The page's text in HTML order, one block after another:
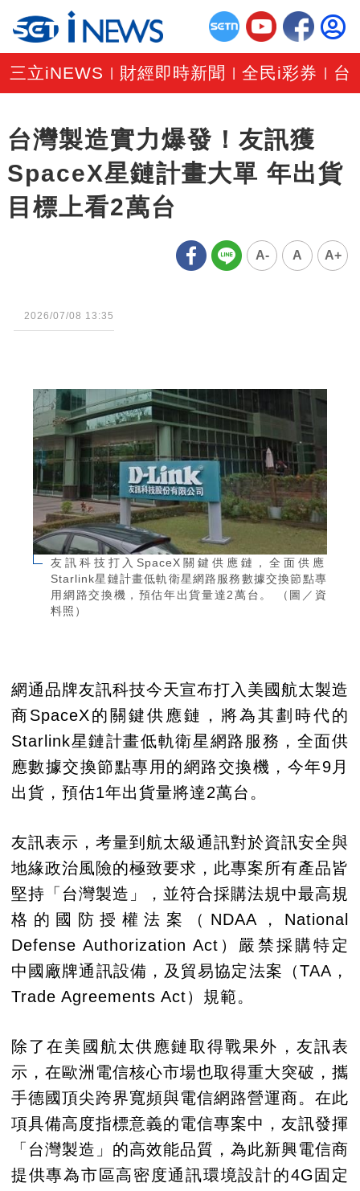
三立iNEWS 財經即時新聞 |全民i彩券 台
台灣製造實力爆發！友訊獲
SpaceX星鏈計畫大單 年出貨
目標上看2萬台
A- A A+
2026/07/08 13:35
友訊科技打入SpaceX關鍵供應鏈，全面供應
Starlink星鏈計畫低軌衛星網路服務數據交換節點專
用網路交換機，預估年出貨量達2萬台。 （圖／資
料照）
網通品牌友訊科技今天宣布打入美國航太製造
商SpaceX的關鍵供應鏈，將為其劃時代的
Starlink星鏈計畫低軌衛星網路服務，全面供
應數據交換節點專用的網路交換機，今年9月
出貨，預估1年出貨量將達2萬台。
友訊表示，考量到航太級通訊對於資訊安全與
地緣政治風險的極致要求，此專案所有產品皆
堅持「台灣製造」，並符合採購法規中最高規
格的國防授權法案（NDAA，National
Defense Authorization Act）嚴禁採購特定
中國廠牌通訊設備，及貿易協定法案（TAA，
Trade Agreements Act）規範。
除了在美國航太供應鏈取得戰果外，友訊表
示，在歐洲電信核心市場也取得重大突破，攜
手德國頂尖跨界寬頻與電信網路營運商。在此
項具備高度指標意義的電信專案中，友訊發揮
「台灣製造」的高效能品質，為此新興電信商
提供專為市區高密度通訊環境設計的4G固定